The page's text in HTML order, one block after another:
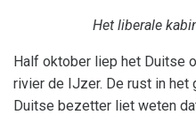
Het liberale
Half oktober liep het Duitse
rivier de IJzer. De rust in het
Duitse bezetter liet weten